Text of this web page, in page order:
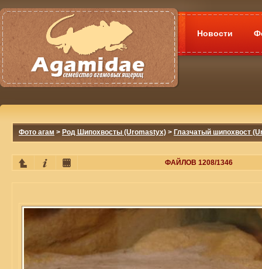
Новости
Фото агам > Род Шипохвосты (Uromastyx) > Глазчатый шипохвост
ФАЙЛОВ 1208/1346